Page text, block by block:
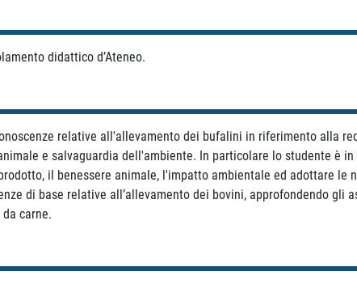
didattico d’Ateneo.
relative all'allevamento dei bufalini in riferimento alla
e salvaguardia dell'ambiente. In particolare lo studente è
il benessere animale, l'impatto ambientale ed adottare le
di base relative all’allevamento dei bovini, approfondendo gli
carne.